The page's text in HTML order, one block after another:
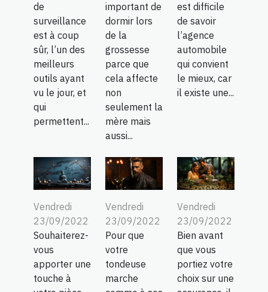
de
surveillance
est à coup
sûr, l’un des
meilleurs
outils ayant
vu le jour, et
qui
permettent...
important de
dormir lors
de la
grossesse
parce que
cela affecte
non
seulement la
mère mais
aussi...
est difficile
de savoir
l’agence
automobile
qui convient
le mieux, car
il existe une...
Vendredi
23/09/2022
Souhaiterez-
vous
apporter une
touche à
Vendredi
23/09/2022
Pour que
votre
tondeuse
marche
Vendredi
23/09/2022
Bien avant
que vous
portiez votre
choix sur une